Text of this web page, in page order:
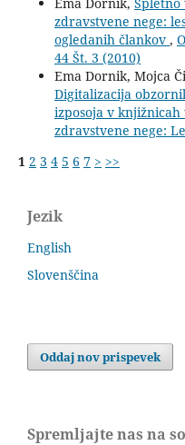
zdravstvene nege:
ogledanih člankov ,
44 Št. 3 (2010)
Ema Dornik, Mojca
Digitalizacija
izposoja v knjižnicah
zdravstvene nege:
1 2 3 4 5 6 7 > >>
Jezik
English
Slovenščina
Oddaj nov prispevek
Spremljajte nas na